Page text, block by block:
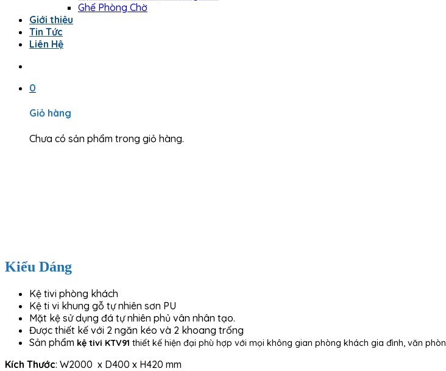
Ghế Phòng Chờ
Giới thiệu
Tin Tức
Liên Hệ
0
Giỏ hàng
Chưa có sản phẩm trong giỏ hàng.
Kiểu Dáng
Kệ tivi phòng khách
Kệ ti vi khung gỗ tự nhiên sơn PU
Mặt kệ sử dụng đá tự nhiên phủ vân nhân tạo.
Được thiết kế với 2 ngăn kéo và 2 khoang trống
Sản phẩm kệ tivi KTV91 thiết kế hiện đại phù hợp với mọi không gian phòng khách gia đình, văn
Kích Thước: W2000 x D400 x H420 mm